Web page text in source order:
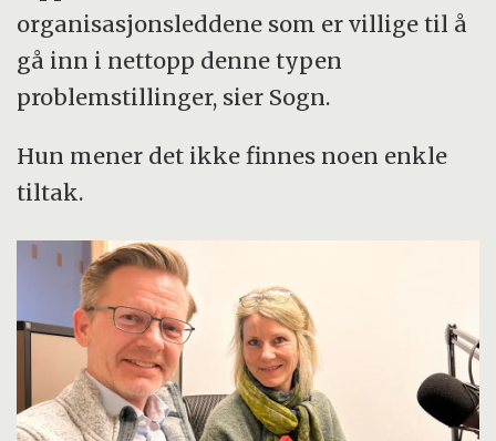
organisasjonsleddene som er villige til å
gå inn i nettopp denne typen
problemstillinger, sier Sogn.
Hun mener det ikke finnes noen enkle
tiltak.